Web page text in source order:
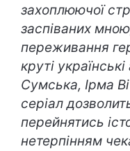
захоплюючої
заспіваних
переживання
круті
Сумська, Ірма
серіал
перейнятись
нетерпінням